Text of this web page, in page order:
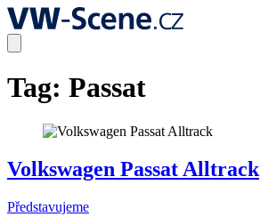
Tag: Passat
Volkswagen Passat Alltrack
Představujeme